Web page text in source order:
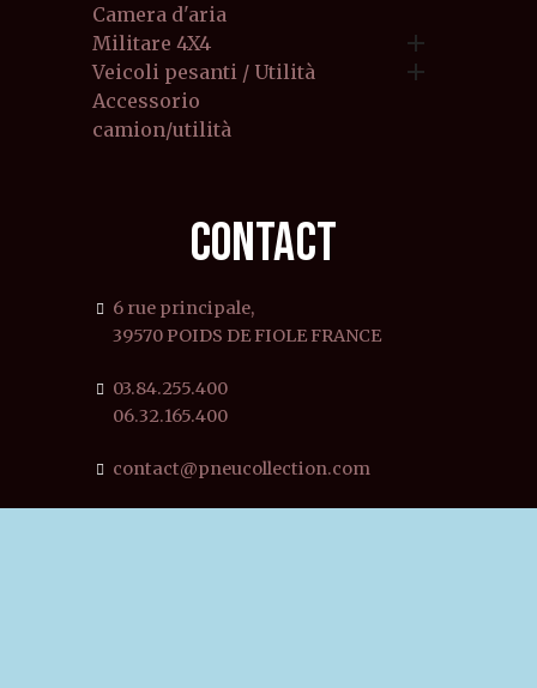
Camera d'aria
Militare 4X4

Veicoli pesanti / Utilità 
Accessorio
camion/utilità
CONTACT
6 rue principale,
39570 POIDS DE FIOLE FRANCE
03.84.255.400
06.32.165.400
contact@pneucollection.com